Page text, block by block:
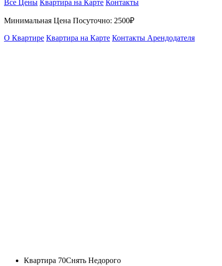
Все Цены Квартира на Карте Контакты
Минимальная Цена Посуточно: 2500₽
О Квартире Квартира на Карте Контакты Арендодателя
Квартира 70Снять Недорого